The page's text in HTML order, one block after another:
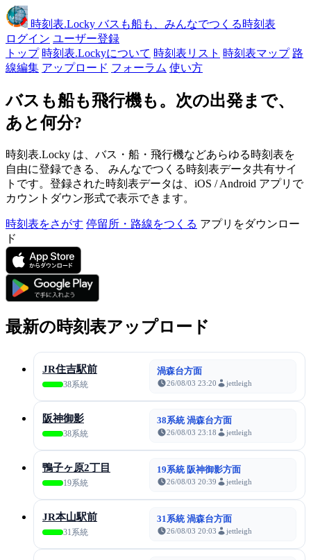
時刻表.Locky バスも船も、みんなでつくる時刻表
ログイン ユーザー登録
トップ 時刻表.Lockyについて 時刻表リスト 時刻表マップ 路
線編集 アップロード フォーラム 使い方
バスも船も飛行機も。次の出発まで、
あと何分?
時刻表.Locky は、バス・船・飛行機などあらゆる時刻表を
自由に登録できる、 みんなでつくる時刻表データ共有サイ
トです。登録された時刻表データは、iOS / Android アプリで
カウントダウン形式で表示できます。
時刻表をさがす 停留所・路線をつくる アプリをダウンロー
ド
最新の時刻表アップロード
JR住吉駅前
38系統
渦森台方面
26/08/03 23:20 jettleigh
阪神御影
38系統
38系統 渦森台方面
26/08/03 23:18 jettleigh
鴨子ヶ原2丁目
19系統
19系統 阪神御影方面
26/08/03 20:39 jettleigh
JR本山駅前
31系統
31系統 渦森台方面
26/08/03 20:03 jettleigh